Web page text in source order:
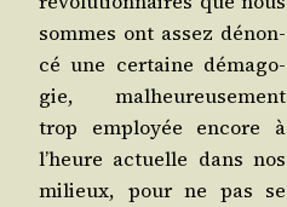
sommes ont assez dénon­
cé une cer­taine déma­go­
gie, mal­heu­reu­se­ment
trop employée encore à
l’heure actuelle dans nos
milieux, pour ne pas se